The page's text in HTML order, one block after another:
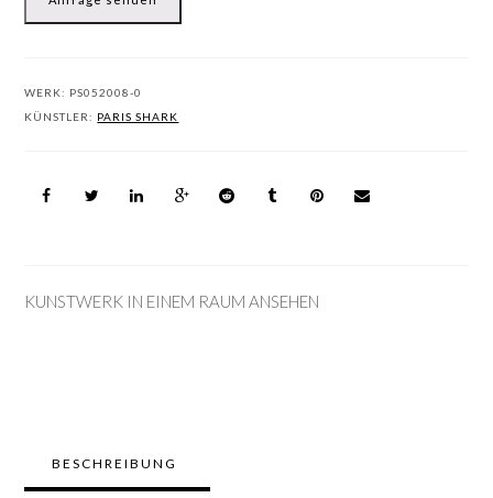
WERK: PS052008-0
KÜNSTLER: PARIS SHARK
KUNSTWERK IN EINEM RAUM ANSEHEN
BESCHREIBUNG